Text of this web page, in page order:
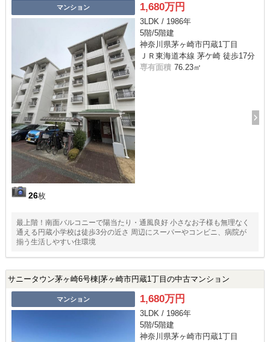
マンション
26枚
1,680万円
3LDK / 1986年
5階/5階建
神奈川県茅ヶ崎市円蔵1丁目
ＪＲ東海道本線 茅ケ崎 徒歩17分
専有面積 76.23㎡
最上階！南面バルコニーで陽当たり・通風良好 小さなお子様も無理なく
通える円蔵小学校は徒歩3分の近さ 周辺にスーパーやコンビニ、病院が
揃う生活しやすい住環境
サニータウン茅ヶ崎6号棟|茅ヶ崎市円蔵1丁目の中古マンション
マンション 1,680万円
3LDK / 1986年
5階/5階建
神奈川県茅ヶ崎市円蔵1丁目